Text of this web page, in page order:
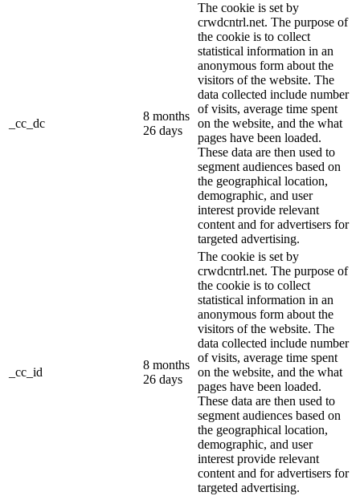
_cc_dc
8 months
26 days
The cookie is set by
crwdcntrl.net. The purpose of
the cookie is to collect
statistical information in an
anonymous form about the
visitors of the website. The
data collected include number
of visits, average time spent
on the website, and the what
pages have been loaded.
These data are then used to
segment audiences based on
the geographical location,
demographic, and user
interest provide relevant
content and for advertisers for
targeted advertising.
_cc_id
8 months
26 days
The cookie is set by
crwdcntrl.net. The purpose of
the cookie is to collect
statistical information in an
anonymous form about the
visitors of the website. The
data collected include number
of visits, average time spent
on the website, and the what
pages have been loaded.
These data are then used to
segment audiences based on
the geographical location,
demographic, and user
interest provide relevant
content and for advertisers for
targeted advertising.